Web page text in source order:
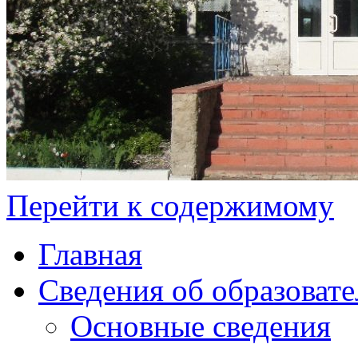
Перейти к содержимому
Главная
Сведения об
Основные сведения